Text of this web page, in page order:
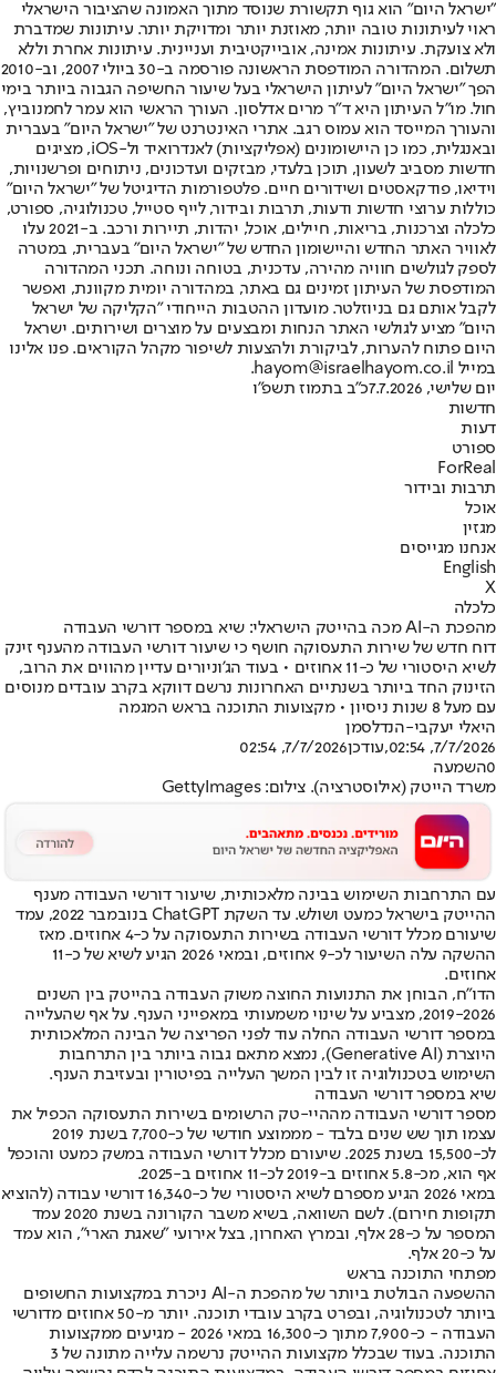
"ישראל היום" הוא גוף תקשורת שנוסד מתוך האמונה שהציבור הישראלי
ראוי לעיתונות טובה יותר, מאוזנת יותר ומדויקת יותר. עיתונות שמדברת
ולא צועקת. עיתונות אמינה, אובייקטיבית ועניינית. עיתונות אחרת וללא
תשלום. המהדורה המודפסת הראשונה פורסמה ב-30 ביולי 2007, וב-2010
הפך "ישראל היום" לעיתון הישראלי בעל שיעור החשיפה הגבוה ביותר בימי
חול. מו"ל העיתון היא ד"ר מרים אדלסון. העורך הראשי הוא עמר לחמנוביץ,
והעורך המייסד הוא עמוס רגב. אתרי האינטרנט של "ישראל היום" בעברית
ובאנגלית, כמו כן היישומונים (אפליקציות) לאנדרואיד ול-iOS, מציגים
חדשות מסביב לשעון, תוכן בלעדי, מבזקים ועדכונים, ניתוחים ופרשנויות,
וידיאו, פודקאסטים ושידורים חיים. פלטפורמות הדיגיטל של "ישראל היום"
כוללות ערוצי חדשות ודעות, תרבות ובידור, לייף סטייל, טכנולוגיה, ספורט,
כלכלה וצרכנות, בריאות, חיילים, אוכל, יהדות, תיירות ורכב. ב-2021 עלו
לאוויר האתר החדש והיישומון החדש של "ישראל היום" בעברית, במטרה
לספק לגולשים חוויה מהירה, עדכנית, בטוחה ונוחה. תכני המהדורה
המודפסת של העיתון זמינים גם באתר, במהדורה יומית מקוונת, ואפשר
לקבל אותם גם בניוזלטר. מועדון ההטבות הייחודי "הקליקה של ישראל
היום" מציע לגולשי האתר הנחות ומבצעים על מוצרים ושירותים. ישראל
היום פתוח להערות, לביקורת ולהצעות לשיפור מקהל הקוראים. פנו אלינו
במייל hayom@israelhayom.co.il.
יום שלישי, 7.7.2026
כ"ב בתמוז תשפ"ו
חדשות
דעות
ספורט
ForReal
תרבות ובידור
אוכל
מגזין
אנחנו מגייסים
English
X
כלכלה
מהפכת ה-AI מכה בהייטק הישראלי: שיא במספר דורשי העבודה
דוח חדש של שירות התעסוקה חושף כי שיעור דורשי העבודה מהענף זינק
לשיא היסטורי של כ-11 אחוזים • בעוד הג'וניורים עדיין מהווים את הרוב,
הזינוק החד ביותר בשנתיים האחרונות נרשם דווקא בקרב עובדים מנוסים
עם מעל 8 שנות ניסיון • מקצועות התוכנה בראש המגמה
היאלי יעקבי-הנדלסמן
7/7/2026, 02:54
,עודכן7/7/2026, 02:54
0השמעה
משרד הייטק (אילוסטרציה). צילום: GettyImages
עם התרחבות השימוש בבינה מלאכותית, שיעור דורשי העבודה מענף
ההייטק בישראל כמעט ושולש. עד השקת ChatGPT בנובמבר 2022, עמד
שיעורם מכלל דורשי העבודה בשירות התעסוקה על כ-4 אחוזים. מאז
ההשקה עלה השיעור לכ-9 אחוזים, ובמאי 2026 הגיע לשיא של כ-11
אחוזים.
הדו"ח, הבוחן את התנועות החוצה משוק העבודה בהייטק בין השנים
2019-2026, מצביע על שינוי משמעותי במאפייני הענף. על אף שהעלייה
במספר דורשי העבודה החלה עוד לפני הפריצה של הבינה המלאכותית
היוצרת (Generative AI), נמצא מתאם גבוה ביותר בין התרחבות
השימוש בטכנולוגיה זו לבין המשך העלייה בפיטורין ובעזיבת הענף.
שיא במספר דורשי העבודה
מספר דורשי העבודה מההיי-טק הרשומים בשירות התעסוקה הכפיל את
עצמו תוך שש שנים בלבד - מממוצע חודשי של כ-7,700 בשנת 2019
לכ-15,500 בשנת 2025. שיעורם מכלל דורשי העבודה במשק כמעט והוכפל
אף הוא, מכ-5.8 אחוזים ב-2019 לכ-11 אחוזים ב-2025.
במאי 2026 הגיע מספרם לשיא היסטורי של כ-16,340 דורשי עבודה (להוציא
תקופות חירום). לשם השוואה, בשיא משבר הקורונה בשנת 2020 עמד
המספר על כ-28 אלף, ובמרץ האחרון, בצל אירועי "שאגת הארי", הוא עמד
על כ-20 אלף.
מפתחי התוכנה בראש
ההשפעה הבולטת ביותר של מהפכת ה-AI ניכרת במקצועות החשופים
ביותר לטכנולוגיה, ובפרט בקרב עובדי תוכנה. יותר מ-50 אחוזים מדורשי
העבודה - כ-7,900 מתוך כ-16,300 במאי 2026 - מגיעים ממקצועות
התוכנה. בעוד שבכלל מקצועות ההייטק נרשמה עלייה מתונה של 3